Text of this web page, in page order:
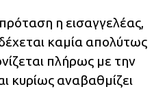
η εισαγγελέας,
καμία απολύτως
πλήρως με την
κυρίως αναβαθμίζει